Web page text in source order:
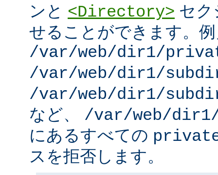
ンと <Directory> セク
せることができます。
/var/web/dir1/
/var/web/dir1/
/var/web/dir1/
など、 /var/web/
にあるすべての
スを拒否します。